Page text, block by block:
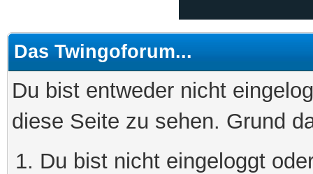
Das Twingoforum...
Du bist entweder nicht
diese Seite zu sehen. Grund
Du bist nicht eingeloggt